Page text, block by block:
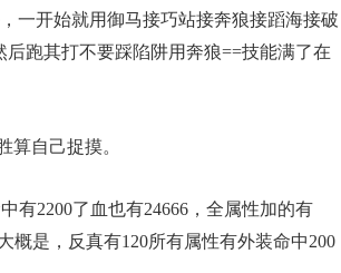
开始就用御马接巧站接奔狼接蹈海接破
跑其打不要踩陷阱用奔狼==技能满了在
自己捉摸。
2200了血也有24666，全属性加的有
概是，反真有120所有属性有外装命中200